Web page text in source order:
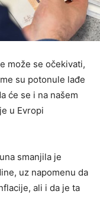
može se očekivati,
su potonule lađe
će se i na našem
u Evropi
smanjila je
uz napomenu da
ali i da je ta